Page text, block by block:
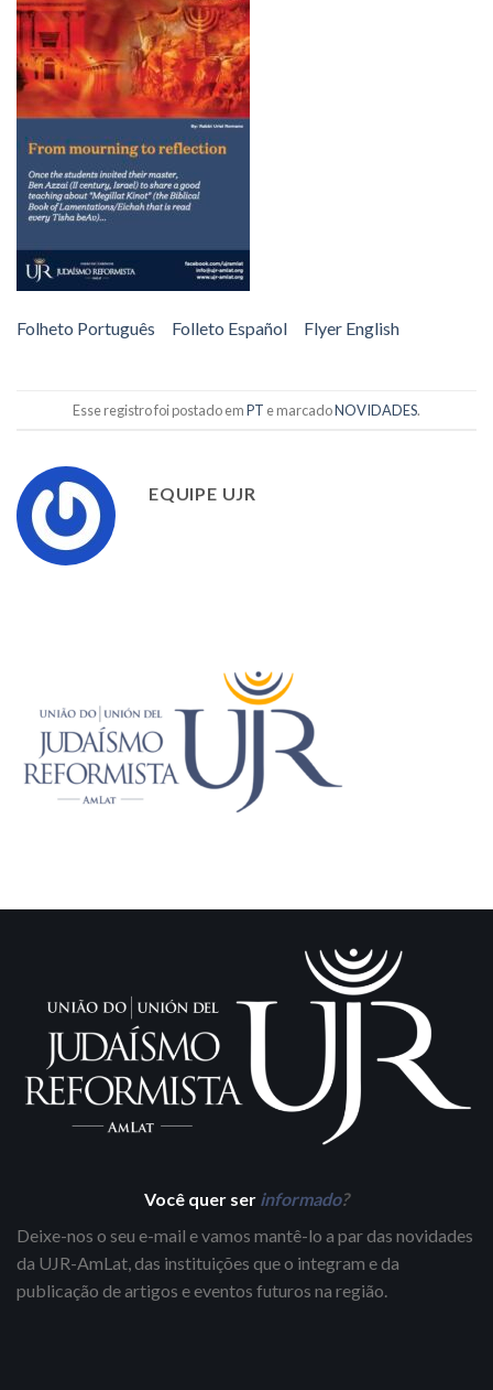
Folheto Português Folleto Español Flyer English
Esse registro foi postado emPT e marcadoNOVIDADES.
EQUIPE UJR
Você quer ser informado?
Deixe-nos o seu e-mail e vamos mantê-lo a par das novidades
da UJR-AmLat, das instituições que o integram e da
publicação de artigos e eventos futuros na região.